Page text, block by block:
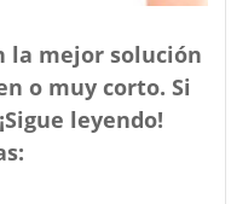
la mejor solución
o muy corto. Si
leyendo!